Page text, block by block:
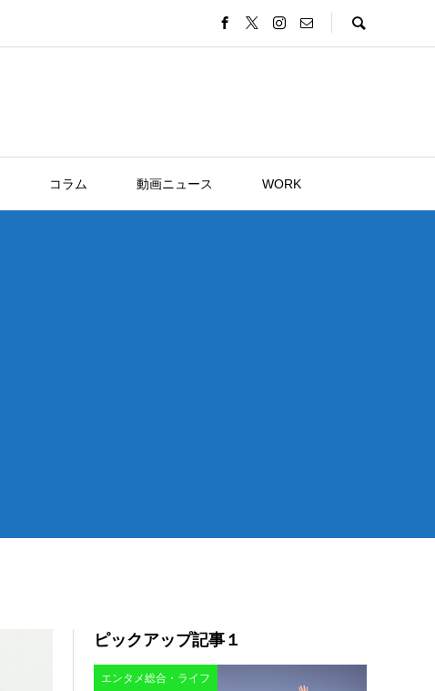
コラム 動画ニュース WORK
ピックアップ記事１
エンタメ総合・ライフ